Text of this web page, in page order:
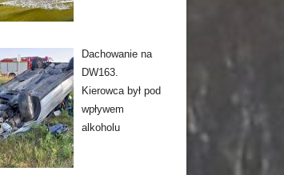
Dachowanie na
DW163.
Kierowca był pod
wpływem
alkoholu